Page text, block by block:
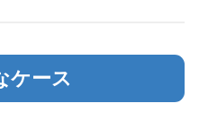
ケース